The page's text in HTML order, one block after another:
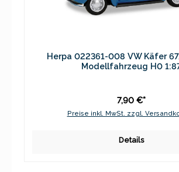
Herpa 022361-008 VW Käfer
Modellfahrzeug H0
7,90 €*
Preise inkl. MwSt. zzgl.
Details